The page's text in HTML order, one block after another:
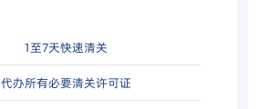
1至7天快速清关
代办所有必要清关许可证